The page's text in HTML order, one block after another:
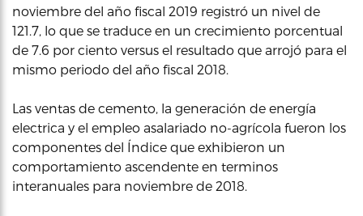
noviembre del año fiscal 2019 registró un nivel de
121.7, lo que se traduce en un crecimiento porcentual
de 7.6 por ciento versus el resultado que arrojó para el
mismo periodo del año fiscal 2018.
Las ventas de cemento, la generación de energía
electrica y el empleo asalariado no-agrícola fueron los
componentes del Índice que exhibieron un
comportamiento ascendente en terminos
interanuales para noviembre de 2018.